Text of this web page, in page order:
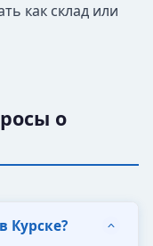
как склад или
о
Курске?